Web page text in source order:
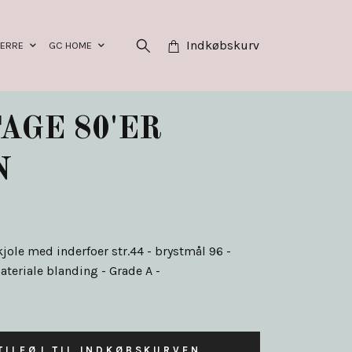
GC HOME Indkøbskurv
80'ER
med inderfoer str.44 - brystmål 96 -
blanding - Grade A -